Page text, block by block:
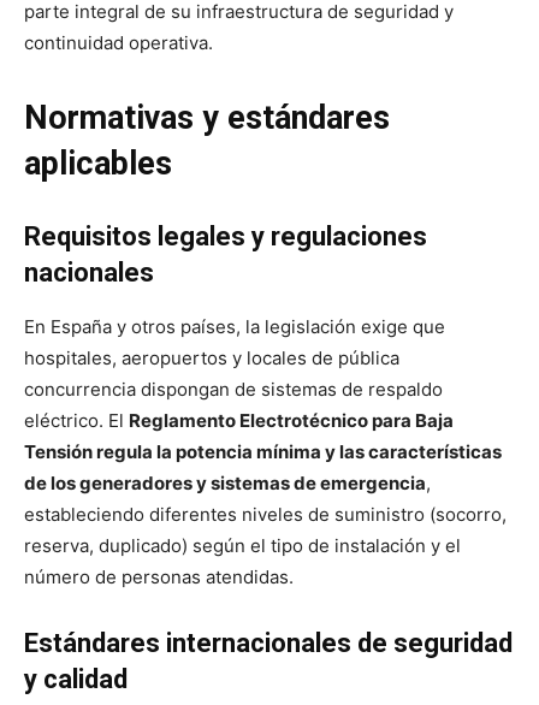
parte integral de su infraestructura de seguridad y
continuidad operativa.
Normativas y estándares
aplicables
Requisitos legales y regulaciones
nacionales
En España y otros países, la legislación exige que
hospitales, aeropuertos y locales de pública
concurrencia dispongan de sistemas de respaldo
eléctrico. El Reglamento Electrotécnico para Baja
Tensión regula la potencia mínima y las características
de los generadores y sistemas de emergencia,
estableciendo diferentes niveles de suministro (socorro,
reserva, duplicado) según el tipo de instalación y el
número de personas atendidas.
Estándares internacionales de seguridad
y calidad